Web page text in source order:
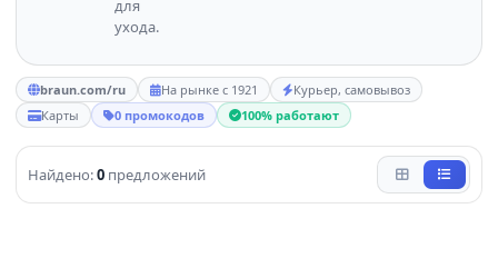
для
ухода.
braun.com/ru На рынке с 1921
Курьер, самовывоз
Карты
0 промокодов 100% работают
Найдено:0 предложений